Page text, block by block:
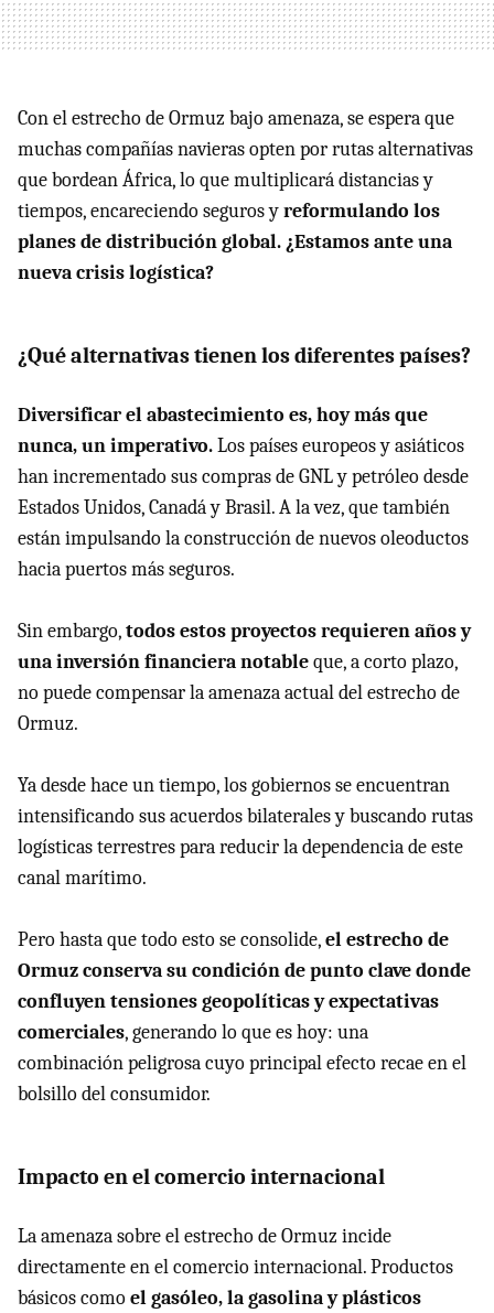
Con el estrecho de Ormuz bajo amenaza, se espera que
muchas compañías navieras opten por rutas alternativas
que bordean África, lo que multiplicará distancias y
tiempos, encareciendo seguros yreformulando los
planes de distribución global. ¿Estamos ante una
nueva crisis logística?
¿Qué alternativas tienen los diferentes países?
Diversificar el abastecimiento es, hoy más que
nunca, un imperativo.Los países europeos y asiáticos
han incrementado sus compras de GNL y petróleo desde
Estados Unidos, Canadá y Brasil. A la vez, que también
están impulsando la construcción de nuevos oleoductos
hacia puertos más seguros.
Sin embargo,todos estos proyectos requieren años y
una inversión financiera notableque, a corto plazo,
no puede compensar la amenaza actual del estrecho de
Ormuz.
Ya desde hace un tiempo, los gobiernos se encuentran
intensificando sus acuerdos bilaterales y buscando rutas
logísticas terrestres para reducir la dependencia de este
canal marítimo.
Pero hasta que todo esto se consolide,el estrecho de
Ormuz conserva su condición de punto clave donde
confluyen tensiones geopolíticas y expectativas
comerciales, generando lo que es hoy: una
combinación peligrosa cuyo principal efecto recae en el
bolsillo del consumidor.
Impacto en el comercio internacional
La amenaza sobre el estrecho de Ormuz incide
directamente en el comercio internacional. Productos
básicos comoel gasóleo, la gasolina y plásticos